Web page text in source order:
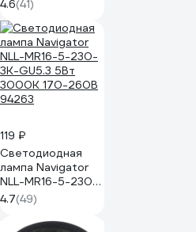
GU5.3-5-3000K
4.6(41)
119 ₽
Светодиодная
лампа Navigator
NLL-MR16-5-230-
3K-GU5.3 5Вт
3000К 170-260В
94263
4.7(49)